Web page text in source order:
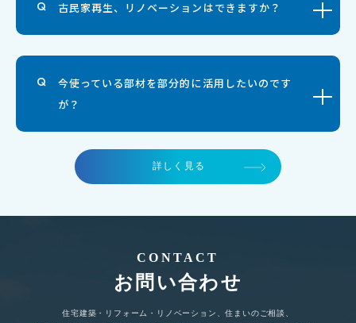
古民家再生、リノベーションはできますか？
今使っている部材を部分的に活用したいのです
が？
詳しく見る
CONTACT
お問い合わせ
住宅建築・リフォーム・リノベーション、住まいのご相談、